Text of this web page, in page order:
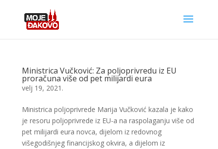
Ministrica Vučković: Za poljoprivredu iz EU
proračuna više od pet milijardi eura
velj 19, 2021.
Ministrica poljoprivrede Marija Vučković kazala je kako
je resoru poljoprivrede iz EU-a na raspolaganju više od
pet milijardi eura novca, dijelom iz redovnog
višegodišnjeg financijskog okvira, a dijelom iz